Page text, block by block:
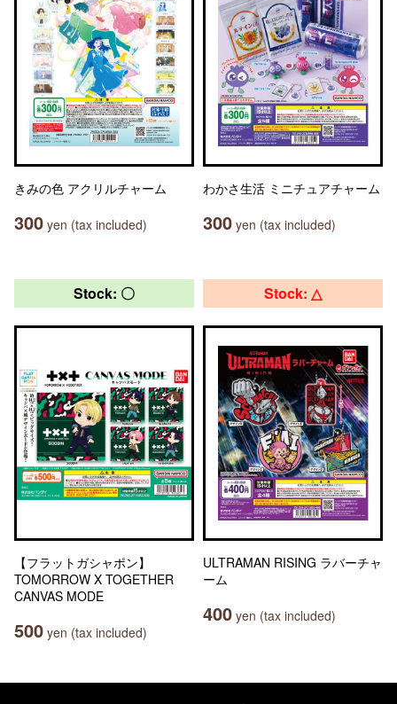
きみの色 アクリルチャーム
300 yen (tax included)
わかさ生活 ミニチュアチャーム
300 yen (tax included)
Stock: 〇
【フラットガシャポン】
TOMORROW X TOGETHER
CANVAS MODE
500 yen (tax included)
Stock: △
ULTRAMAN RISING ラバーチャ
ーム
400 yen (tax included)